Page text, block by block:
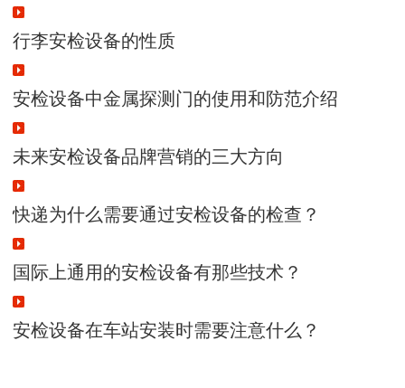
行李安检设备的性质
安检设备中金属探测门的使用和防范介绍
未来安检设备品牌营销的三大方向
快递为什么需要通过安检设备的检查？
国际上通用的安检设备有那些技术？
安检设备在车站安装时需要注意什么？